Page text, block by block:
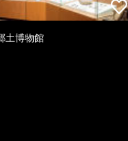
土博物館